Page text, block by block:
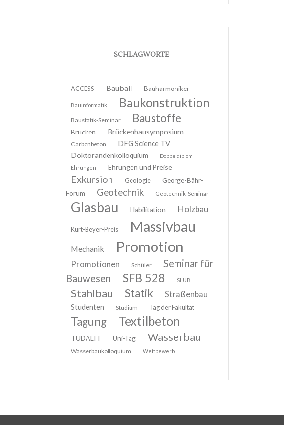
SCHLAGWORTE
ACCESS Bauball Bauharmoniker
Bauinformatik Baukonstruktion
Baustatik-Seminar Baustoffe
Brücken Brückenbausymposium
Carbonbeton
DFG Science TV
Doktorandenkolloquium
Doppeldiplom
Ehrungen
Ehrungen und Preise
Exkursion Geologie
George-Bähr-
Forum
Geotechnik Geotechnik-Seminar
Glasbau Habilitation Holzbau
Kurt-Beyer-Preis Massivbau
Mechanik Promotion
Promotionen Schüler
Seminar für
Bauwesen
SFB 528 SLUB
Stahlbau Statik Straßenbau
Studenten Studium Tag der Fakultät
Tagung Textilbeton
TUDALIT Uni-Tag Wasserbau
Wasserbaukolloquium Wettbewerb